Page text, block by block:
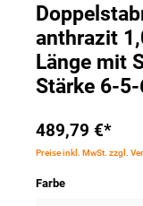
anthrazit
Länge mit
Stärke 6-5-
489,79 €*
Preise inkl. MwSt. zzgl.
Farbe